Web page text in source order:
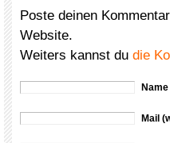
Poste deinen
Website.
Weiters kannst du die
Mail